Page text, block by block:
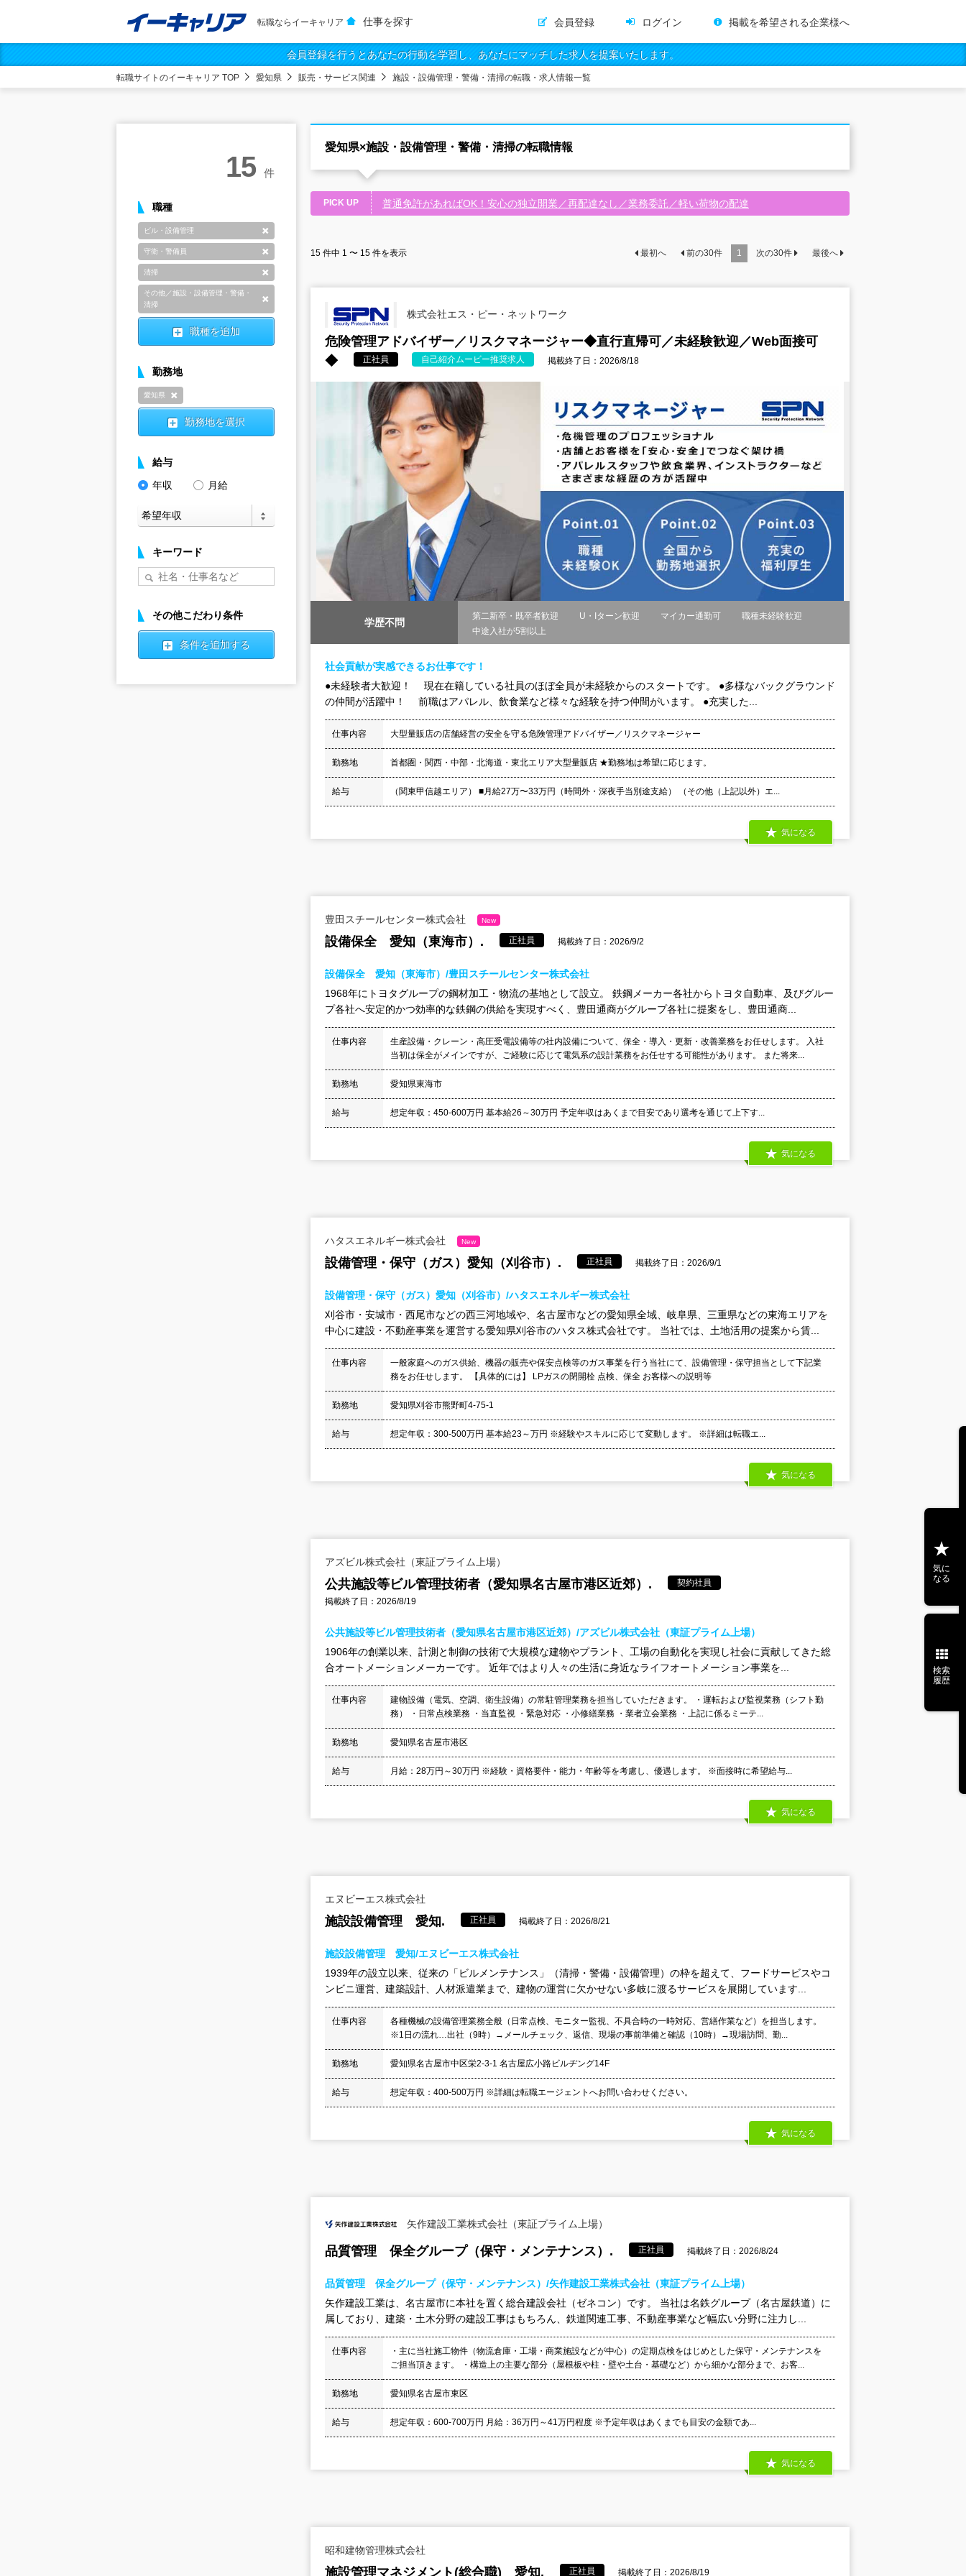
転職ならイーキャリア 仕事を探す 会員登録 ログイン 掲載を希望される企業様へ
会員登録を行うとあなたの行動を学習し、あなたにマッチした求人を提案いたします。
転職サイトのイーキャリア TOP 愛知県 販売・サービス関連 施設・設備管理・警備・清掃の転職・求人情報一覧
愛知県×施設・設備管理・警備・清掃の転職情報
PICK UP 普通免許があればOK！安心の独立開業／再配達なし／業務委託／軽い荷物の配達
15 件中 1 〜 15 件を表示 最初へ 前の30件 1 次の30件 最後へ
株式会社エス・ピー・ネットワーク
危険管理アドバイザー／リスクマネージャー◆直行直帰可／未経験歓迎／Web面接可
◆
正社員 自己紹介ムービー推奨求人 掲載終了日：2026/8/18
学歴不問
第二新卒・既卒者歓迎 U・Iターン歓迎 マイカー通勤可
職種未経験歓迎
中途入社が5割以上
社会貢献が実感できるお仕事です！
●未経験者大歓迎！ 現在在籍している社員のほぼ全員が未経験からのスタートです。 ●多様なバックグラウンド
の仲間が活躍中！ 前職はアパレル、飲食業など様々な経験を持つ仲間がいます。 ●充実した...
仕事内容 大型量販店の店舗経営の安全を守る危険管理アドバイザー／リスクマネージャー
勤務地 首都圏・関西・中部・北海道・東北エリア大型量販店 ★勤務地は希望に応じます。
給与 （関東甲信越エリア） ■月給27万〜33万円（時間外・深夜手当別途支給） （その他（上記以外）エ...
気になる
豊田スチールセンター株式会社 New
設備保全 愛知（東海市）. 正社員 掲載終了日：2026/9/2
設備保全 愛知（東海市）/豊田スチールセンター株式会社
1968年にトヨタグループの鋼材加工・物流の基地として設立。 鉄鋼メーカー各社からトヨタ自動車、及びグルー
プ各社へ安定的かつ効率的な鉄鋼の供給を実現すべく、豊田通商がグループ各社に提案をし、豊田通商...
仕事内容
生産設備・クレーン・高圧受電設備等の社内設備について、保全・導入・更新・改善業務をお任せします。 入社
当初は保全がメインですが、ご経験に応じて電気系の設計業務をお任せする可能性があります。 また将来...
勤務地 愛知県東海市
給与 想定年収：450-600万円 基本給26～30万円 予定年収はあくまで目安であり選考を通じて上下す...
気になる
ハタスエネルギー株式会社 New
設備管理・保守（ガス）愛知（刈谷市）. 正社員 掲載終了日：2026/9/1
設備管理・保守（ガス）愛知（刈谷市）/ハタスエネルギー株式会社
刈谷市・安城市・西尾市などの西三河地域や、名古屋市などの愛知県全域、岐阜県、三重県などの東海エリアを
中心に建設・不動産事業を運営する愛知県刈谷市のハタス株式会社です。 当社では、土地活用の提案から賃...
仕事内容
一般家庭へのガス供給、機器の販売や保安点検等のガス事業を行う当社にて、設備管理・保守担当として下記業
務をお任せします。 【具体的には】 LPガスの閉開栓 点検、保全 お客様への説明等
勤務地 愛知県刈谷市熊野町4-75-1
給与 想定年収：300-500万円 基本給23～万円 ※経験やスキルに応じて変動します。 ※詳細は転職エ...
気になる
アズビル株式会社（東証プライム上場）
公共施設等ビル管理技術者（愛知県名古屋市港区近郊）.
契約社員
掲載終了日：2026/8/19
公共施設等ビル管理技術者（愛知県名古屋市港区近郊）/アズビル株式会社（東証プライム上場）
1906年の創業以来、計測と制御の技術で大規模な建物やプラント、工場の自動化を実現し社会に貢献してきた総
合オートメーションメーカーです。 近年ではより人々の生活に身近なライフオートメーション事業を...
仕事内容
建物設備（電気、空調、衛生設備）の常駐管理業務を担当していただきます。 ・運転および監視業務（シフト勤
務） ・日常点検業務 ・当直監視 ・緊急対応 ・小修繕業務 ・業者立会業務 ・上記に係るミーテ...
勤務地 愛知県名古屋市港区
給与 月給：28万円～30万円 ※経験・資格要件・能力・年齢等を考慮し、優遇します。 ※面接時に希望給与...
気になる
エヌビーエス株式会社
施設設備管理 愛知. 正社員 掲載終了日：2026/8/21
施設設備管理 愛知/エヌビーエス株式会社
1939年の設立以来、従来の「ビルメンテナンス」（清掃・警備・設備管理）の枠を超えて、フードサービスやコ
ンビニ運営、建築設計、人材派遣業まで、建物の運営に欠かせない多岐に渡るサービスを展開しています...
仕事内容
各種機械の設備管理業務全般（日常点検、モニター監視、不具合時の一時対応、営繕作業など）を担当します。
※1日の流れ…出社（9時）→メールチェック、返信、現場の事前準備と確認（10時）→現場訪問、勤...
勤務地 愛知県名古屋市中区栄2-3-1 名古屋広小路ビルヂング14F
給与 想定年収：400-500万円 ※詳細は転職エージェントへお問い合わせください。
気になる
矢作建設工業株式会社（東証プライム上場）
品質管理 保全グループ（保守・メンテナンス）. 正社員 掲載終了日：2026/8/24
品質管理 保全グループ（保守・メンテナンス）/矢作建設工業株式会社（東証プライム上場）
矢作建設工業は、名古屋市に本社を置く総合建設会社（ゼネコン）です。 当社は名鉄グループ（名古屋鉄道）に
属しており、建築・土木分野の建設工事はもちろん、鉄道関連工事、不動産事業など幅広い分野に注力し...
仕事内容
・主に当社施工物件（物流倉庫・工場・商業施設などが中心）の定期点検をはじめとした保守・メンテナンスを
ご担当頂きます。 ・構造上の主要な部分（屋根板や柱・壁や土台・基礎など）から細かな部分まで、お客...
勤務地 愛知県名古屋市東区
給与 想定年収：600-700万円 月給：36万円～41万円程度 ※予定年収はあくまでも目安の金額であ...
気になる
昭和建物管理株式会社
施設管理マネジメント(総合職) 愛知. 正社員 掲載終了日：2026/8/19
15 件
職種
ビル・設備管理
守衛・警備員
清掃
その他／施設・設備管理・警備・
清掃
職種を追加
勤務地
愛知県
勤務地を選択
給与
年収
月給
キーワード
その他こだわり条件
条件を追加する
気に
なる
検索
履歴